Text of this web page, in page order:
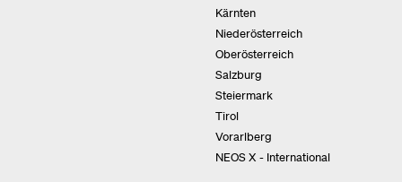
Kärnten
Niederösterreich
Oberösterreich
Salzburg
Steiermark
Tirol
Vorarlberg
NEOS X - International